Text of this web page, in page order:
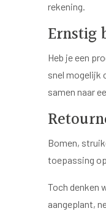
rekening.
Ernstig
Heb je een
snel mogelijk
samen naar
Bomen,
toepassing
Toch denken
aangeplant,